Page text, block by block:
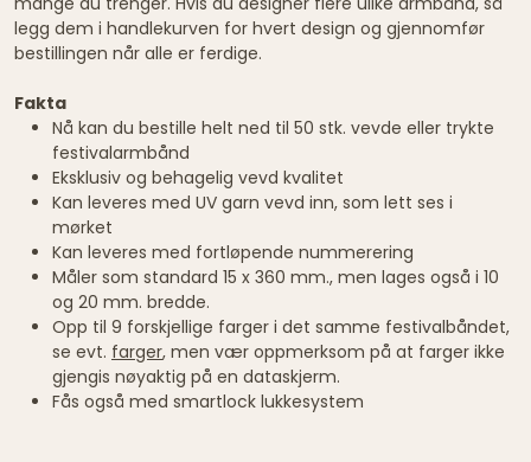
legg dem i handlekurven for hvert design og gjennomfør
bestillingen når alle er ferdige.
Fakta
Nå kan du bestille helt ned til 50 stk. vevde eller trykte
festivalarmbånd
Eksklusiv og behagelig vevd kvalitet
Kan leveres med UV garn vevd inn, som lett ses i
mørket
Kan leveres med fortløpende nummerering
Måler som standard 15 x 360 mm., men lages også i 10
og 20 mm. bredde.
Opp til 9 forskjellige farger i det samme festivalbåndet,
se evt. farger, men vær oppmerksom på at farger ikke
gjengis nøyaktig på en dataskjerm.
Fås også med smartlock lukkesystem